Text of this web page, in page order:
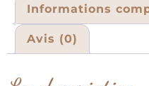
Informations
Avis (0)